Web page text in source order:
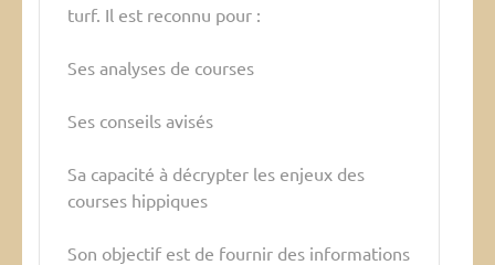
turf. Il est reconnu pour :
Ses analyses de courses
Ses conseils avisés
Sa capacité à décrypter les enjeux des
courses hippiques
Son objectif est de fournir des informations